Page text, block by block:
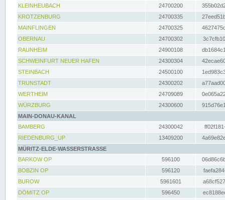
KLEINHEUBACH 24700200
KROTZENBURG
24700335
MAINFLINGEN
24700325
OBERNAU
24700302
RAUNHEIM
24900108
SCHWEINFURT NEUER HAFEN
24300304
STEINBACH
24500100
TRUNSTADT
24300202
WERTHEIM
24709089
WÜRZBURG
24300600
MAIN-DONAU-KANAL
BAMBERG
24300042
RIEDENBURG_UP
13409200
MÜRITZ-ELDE-WASSERSTRASSE
BARKOW OP
596100
BOBZIN OP
596120
BUROW
5961601
DÖMITZ OP
596450